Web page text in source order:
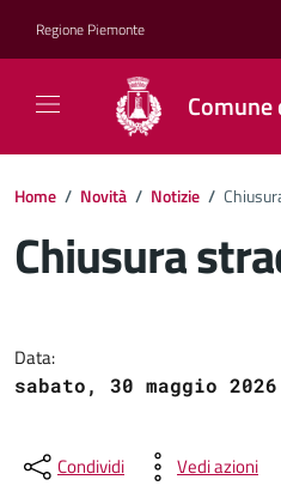
Regione Piemonte
Home / Novità / Notizie /
Chiusura
Data:
sabato, 30 maggio 2026
Condividi Vedi azioni